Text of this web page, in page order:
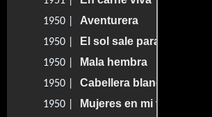
1950 | Aventurera
1950 | El sol sale para todos
1950 | Mala hembra
1950 | Cabellera blanca
1950 | Mujeres en mi vida